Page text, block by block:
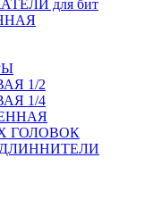
для бит
1/2
1/4
ГОЛОВОК